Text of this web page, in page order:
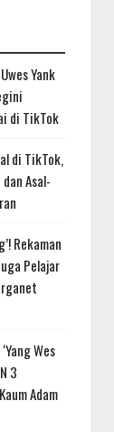
Yank
di TikTok
di TikTok,
Asal-
Rekaman
Pelajar
Wes
3
Adam